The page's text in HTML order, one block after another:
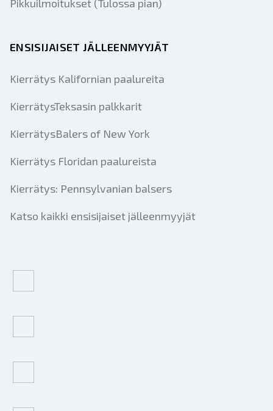
Pikkuilmoitukset (Tulossa pian)
ENSISIJAISET JÄLLEENMYYJÄT
Kierrätys Kalifornian paalureita
KierrätysTeksasin palkkarit
KierrätysBalers of New York
Kierrätys Floridan paalureista
Kierrätys: Pennsylvanian balsers
Katso kaikki ensisijaiset jälleenmyyjät